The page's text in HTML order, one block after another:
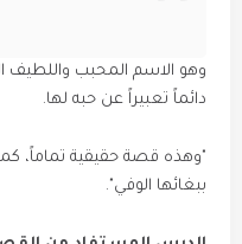
​وهو الاسم المحبب واللطيف
دائماً تعبيراً عن حبه لها.
​"وهذه قصة حقيقية تماماً،
ببغائها الوفي".